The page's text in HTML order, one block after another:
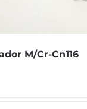
M/Cr-Cn116